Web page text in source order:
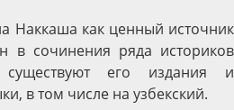
Наккаша как ценный источник
в сочинения ряда историков
его издания и
в том числе на узбекский.